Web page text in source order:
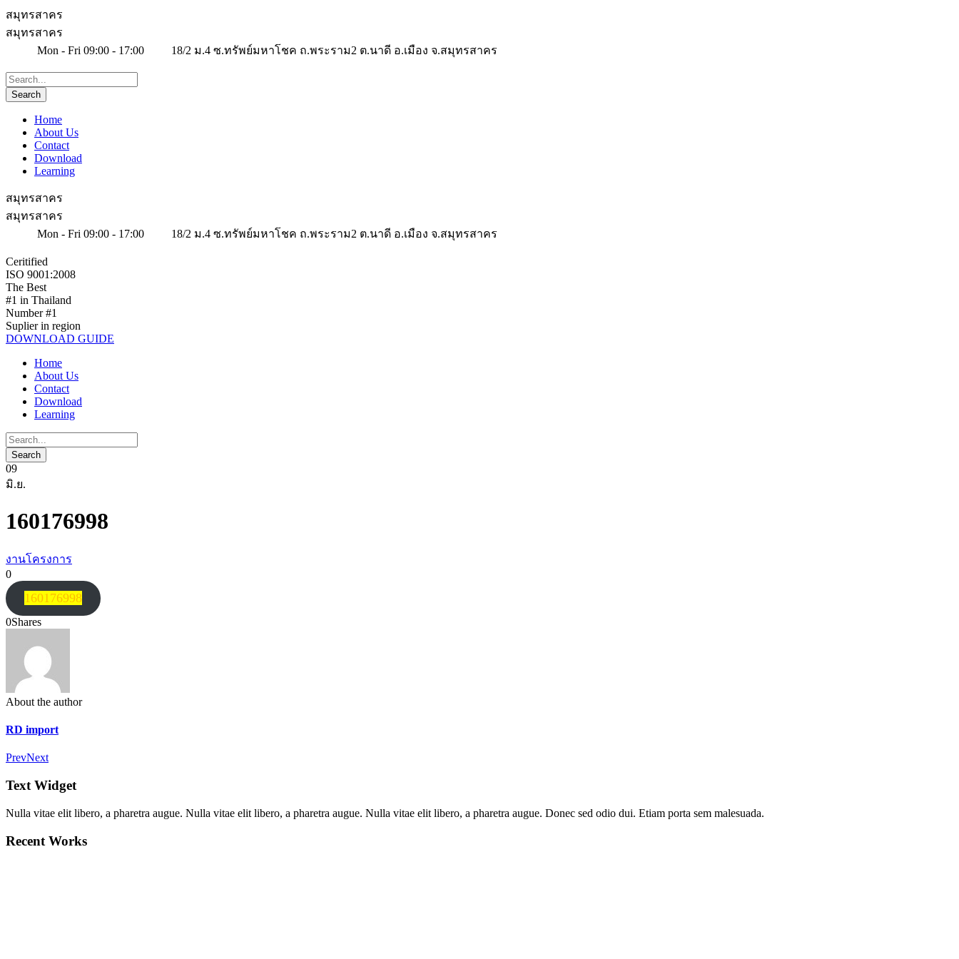
สมุทรสาคร
สมุทรสาคร
Mon - Fri 09:00 - 17:00
18/2 ม.4 ซ.ทรัพย์มหาโชค ถ.พระราม2 ต.นาดี อ.เมือง จ.สมุทรสาคร
Home
About Us
Contact
Download
Learning
สมุทรสาคร
สมุทรสาคร
Mon - Fri 09:00 - 17:00
18/2 ม.4 ซ.ทรัพย์มหาโชค ถ.พระราม2 ต.นาดี อ.เมือง จ.สมุทรสาคร
Ceritified
ISO 9001:2008
The Best
#1 in Thailand
Number #1
Suplier in region
DOWNLOAD GUIDE
Home
About Us
Contact
Download
Learning
09
มิ.ย.
160176998
งานโครงการ
0
160176998
0Shares
About the author
RD import
PrevNext
Text Widget
Nulla vitae elit libero, a pharetra augue. Nulla vitae elit libero, a pharetra augue. Nulla vitae elit libero, a pharetra augue. Donec sed odio dui. Etiam porta sem malesuada.
Recent Works